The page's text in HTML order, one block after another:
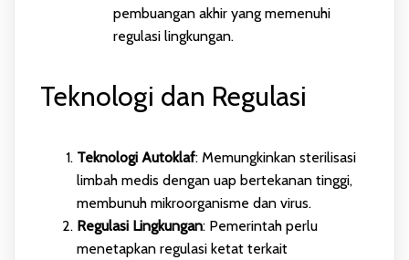
pembuangan akhir yang memenuhi
regulasi lingkungan.
Teknologi dan Regulasi
Teknologi Autoklaf: Memungkinkan sterilisasi
limbah medis dengan uap bertekanan tinggi,
membunuh mikroorganisme dan virus.
Regulasi Lingkungan: Pemerintah perlu
menetapkan regulasi ketat terkait